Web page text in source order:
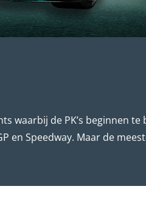
waarbij de PK’s beginnen te
en Speedway. Maar de